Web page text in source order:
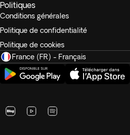
Politiques
Conditions générales
Politique de confidentialité
Politique de cookies
France (FR) - Français